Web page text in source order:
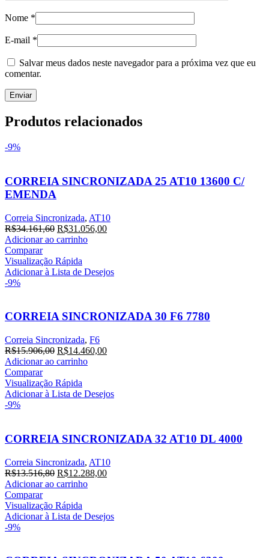
Nome *
E-mail *
Salvar meus dados neste navegador para a próxima vez que eu
comentar.
Produtos relacionados
-9%
CORREIA SINCRONIZADA 25 AT10 13600 C/
EMENDA
Correia Sincronizada, AT10
R$34.161,60 O
preço
era:
R$34.161,60.
R$31.056,00O
R$31.056,00.
Adicionar ao carrinho
Comparar
Visualização Rápida
Adicionar à Lista de Desejos
-9%
CORREIA SINCRONIZADA 30 F6 7780
Correia Sincronizada, F6
R$15.906,00 O
preço
era:
R$15.906,00.
R$14.460,00O
R$14.460,00.
Adicionar ao carrinho
Comparar
Visualização Rápida
Adicionar à Lista de Desejos
-9%
CORREIA SINCRONIZADA 32 AT10 DL 4000
Correia Sincronizada, AT10
R$13.516,80 O
preço
era:
R$13.516,80.
R$12.288,00O
R$12.288,00.
Adicionar ao carrinho
Comparar
Visualização Rápida
Adicionar à Lista de Desejos
-9%